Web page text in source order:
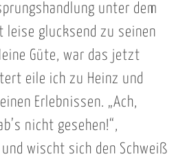
unter dem
leise glucksend zu seinen
Güte, war das jetzt
eile ich zu Heinz und
Erlebnissen. „Ach,
nicht gesehen!“,
wischt sich den Schweiß